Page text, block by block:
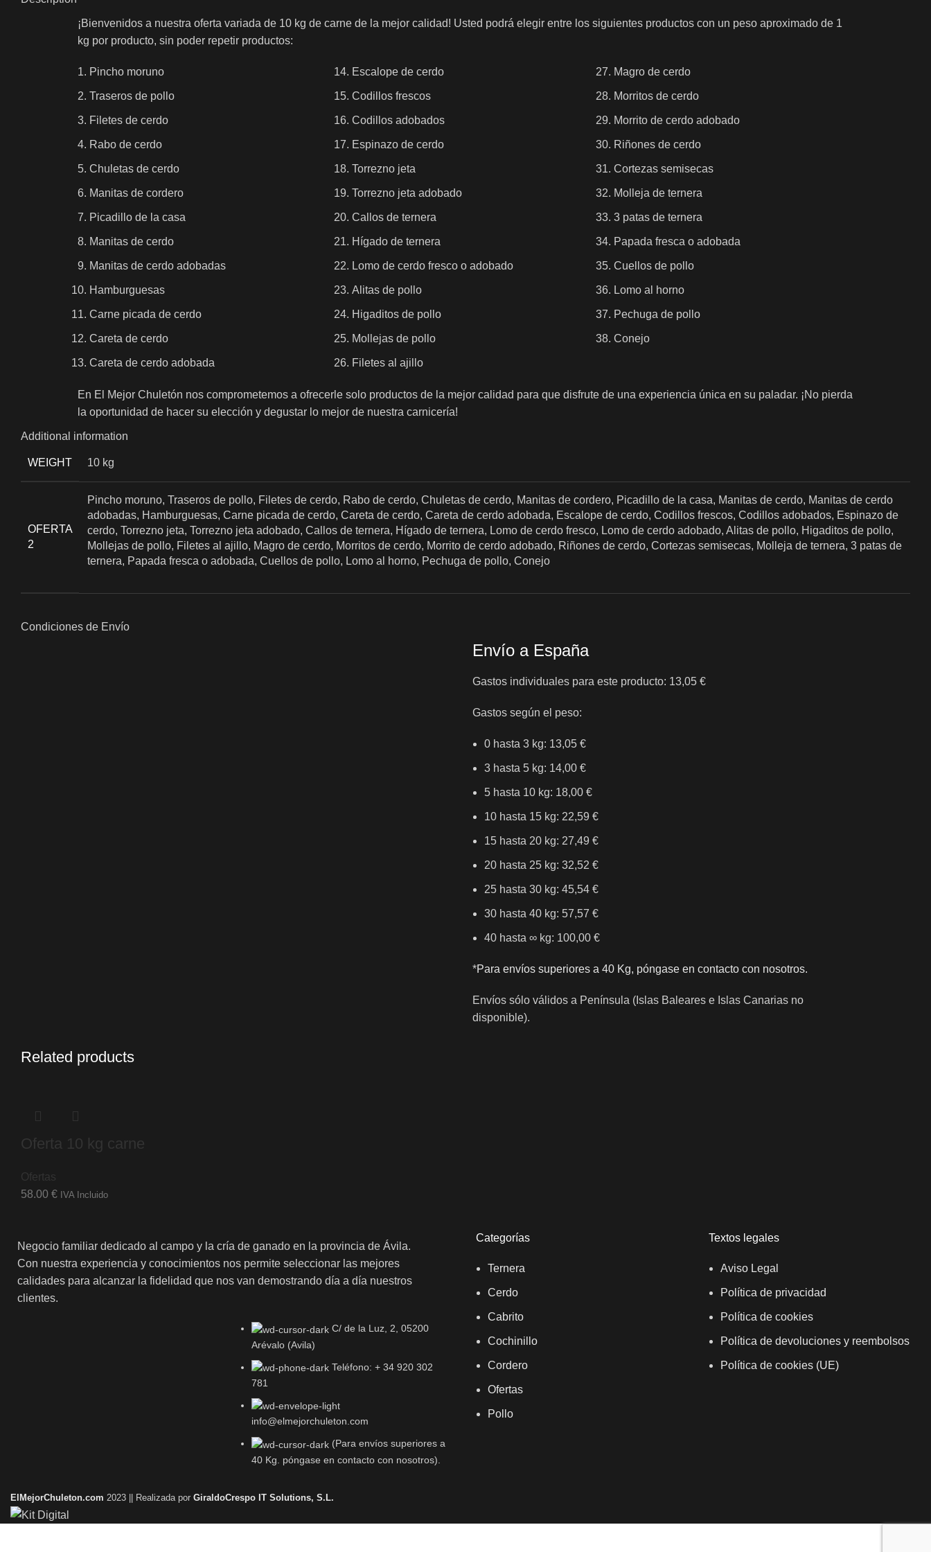
¡Bienvenidos a nuestra oferta variada de 10 kg de carne de la mejor calidad! Usted podrá elegir entre los siguientes productos con un peso aproximado de 1
kg por producto, sin poder repetir productos:
Pincho moruno
Traseros de pollo
Filetes de cerdo
Rabo de cerdo
Chuletas de cerdo
Manitas de cordero
Picadillo de la casa
Manitas de cerdo
Manitas de cerdo adobadas
Hamburguesas
Carne picada de cerdo
Careta de cerdo
Careta de cerdo adobada
Escalope de cerdo
Codillos frescos
Codillos adobados
Espinazo de cerdo
Torrezno jeta
Torrezno jeta adobado
Callos de ternera
Hígado de ternera
Lomo de cerdo fresco o adobado
Alitas de pollo
Higaditos de pollo
Mollejas de pollo
Filetes al ajillo
Magro de cerdo
Morritos de cerdo
Morrito de cerdo adobado
Riñones de cerdo
Cortezas semisecas
Molleja de ternera
3 patas de ternera
Papada fresca o adobada
Cuellos de pollo
Lomo al horno
Pechuga de pollo
Conejo
En El Mejor Chuletón nos comprometemos a ofrecerle solo productos de la mejor calidad para que disfrute de una experiencia única en su paladar. ¡No pierda
la oportunidad de hacer su elección y degustar lo mejor de nuestra carnicería!
Additional information
WEIGHT 10 kg
OFERTA
2
Pincho moruno, Traseros de pollo, Filetes de cerdo, Rabo de cerdo, Chuletas de cerdo, Manitas de cordero, Picadillo de la casa, Manitas de cerdo, Manitas de cerdo
adobadas, Hamburguesas, Carne picada de cerdo, Careta de cerdo, Careta de cerdo adobada, Escalope de cerdo, Codillos frescos, Codillos adobados, Espinazo de
cerdo, Torrezno jeta, Torrezno jeta adobado, Callos de ternera, Hígado de ternera, Lomo de cerdo fresco, Lomo de cerdo adobado, Alitas de pollo, Higaditos de pollo,
Mollejas de pollo, Filetes al ajillo, Magro de cerdo, Morritos de cerdo, Morrito de cerdo adobado, Riñones de cerdo, Cortezas semisecas, Molleja de ternera, 3 patas de
ternera, Papada fresca o adobada, Cuellos de pollo, Lomo al horno, Pechuga de pollo, Conejo
Condiciones de Envío
Envío a España
Gastos individuales para este producto: 13,05 €
Gastos según el peso:
0 hasta 3 kg: 13,05 €
3 hasta 5 kg: 14,00 €
5 hasta 10 kg: 18,00 €
10 hasta 15 kg: 22,59 €
15 hasta 20 kg: 27,49 €
20 hasta 25 kg: 32,52 €
25 hasta 30 kg: 45,54 €
30 hasta 40 kg: 57,57 €
40 hasta ∞ kg: 100,00 €
*Para envíos superiores a 40 Kg, póngase en contacto con nosotros.
Envíos sólo válidos a Península (Islas Baleares e Islas Canarias no
disponible).
Related products
Oferta 10 kg carne
Ofertas
58.00 € IVA Incluido
Negocio familiar dedicado al campo y la cría de ganado en la provincia de Ávila.
Con nuestra experiencia y conocimientos nos permite seleccionar las mejores
calidades para alcanzar la fidelidad que nos van demostrando día a día nuestros
clientes.
C/ de la Luz, 2, 05200
Arévalo (Avila)
Teléfono: + 34 920 302
781
info@elmejorchuleton.com
(Para envíos superiores a
40 Kg. póngase en contacto con nosotros).
Categorías
Ternera
Cerdo
Cabrito
Cochinillo
Cordero
Ofertas
Pollo
Textos legales
Aviso Legal
Política de privacidad
Política de cookies
Política de devoluciones y reembolsos
Política de cookies (UE)
ElMejorChuleton.com 2023 || Realizada por GiraldoCrespo IT Solutions, S.L.